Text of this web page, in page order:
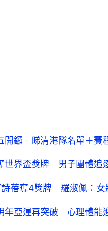
開鑼 睇清港隊名單＋
世界盃獎牌 男子團體追
蓓奪4獎牌 羅淑佩：女
年亞運再突破 心理體能